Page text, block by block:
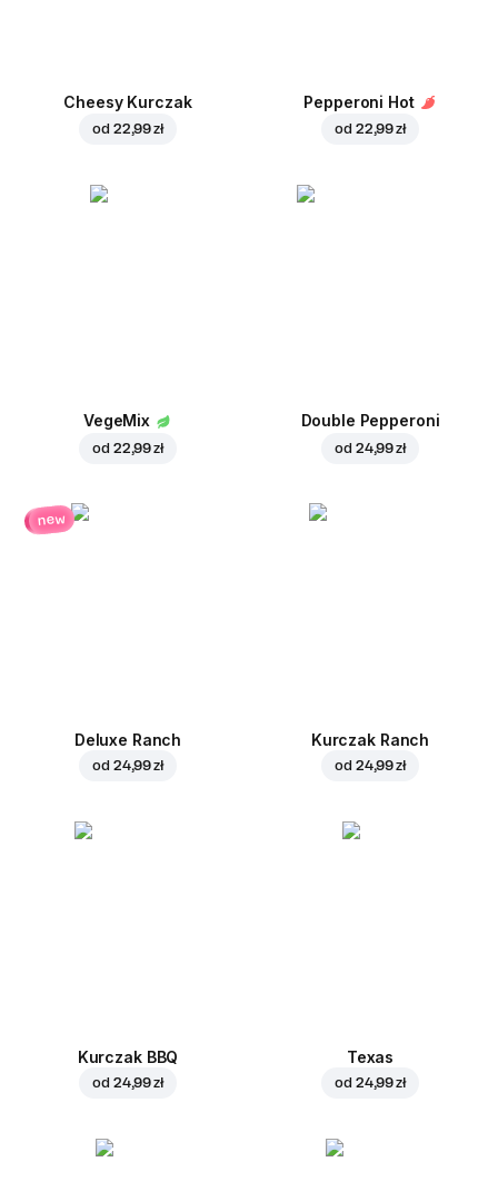
Cheesy Kurczak
od 22,99 zł
Pepperoni Hot
od 22,99 zł
VegeMix
od 22,99 zł
Double Pepperoni
od 24,99 zł
new
Deluxe Ranch
od 24,99 zł
Kurczak Ranch
od 24,99 zł
Kurczak BBQ
od 24,99 zł
Texas
od 24,99 zł